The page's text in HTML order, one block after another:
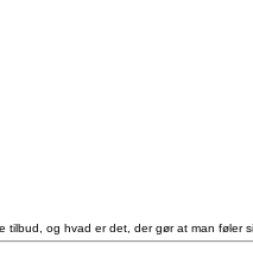
og hvad er det, der gør at man føler